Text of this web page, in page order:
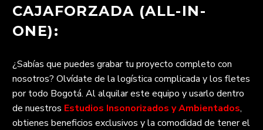
CAJAFORZADA (ALL-IN-
ONE):
¿Sabías que puedes grabar tu proyecto completo con
nosotros? Olvídate de la logística complicada y los fletes
por todo Bogotá. Al alquilar este equipo y usarlo dentro
de nuestros Estudios Insonorizados y Ambientados,
obtienes beneficios exclusivos y la comodidad de tener el